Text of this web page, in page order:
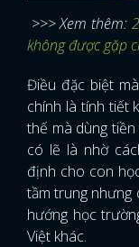
>>> Xem thêm:
không được gặp
Điều đặc biệt
chính là tính tiết
thế mà dùng
có lẽ là nhờ
định cho con
tầm trung nhưng
hướng học
Việt khác.